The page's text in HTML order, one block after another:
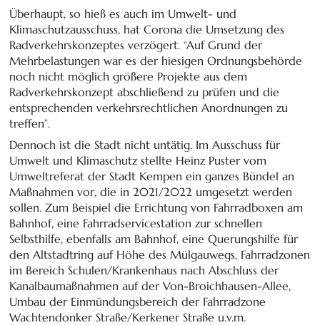
Überhaupt, so hieß es auch im Umwelt- und
Klimaschutzausschuss, hat Corona die Umsetzung des
Radverkehrskonzeptes verzögert. “Auf Grund der
Mehrbelastungen war es der hiesigen Ordnungsbehörde
noch nicht möglich größere Projekte aus dem
Radverkehrskonzept abschließend zu prüfen und die
entsprechenden verkehrsrechtlichen Anordnungen zu
treffen”.
Dennoch ist die Stadt nicht untätig. Im Ausschuss für
Umwelt und Klimaschutz stellte Heinz Puster vom
Umweltreferat der Stadt Kempen ein ganzes Bündel an
Maßnahmen vor, die in 2021/2022 umgesetzt werden
sollen. Zum Beispiel die Errichtung von Fahrradboxen am
Bahnhof, eine Fahrradservicestation zur schnellen
Selbsthilfe, ebenfalls am Bahnhof, eine Querungshilfe für
den Altstadtring auf Höhe des Mülgauwegs, Fahrradzonen
im Bereich Schulen/Krankenhaus nach Abschluss der
Kanalbaumaßnahmen auf der Von-Broichhausen-Allee,
Umbau der Einmündungsbereich der Fahrradzone
Wachtendonker Straße/Kerkener Straße u.v.m.